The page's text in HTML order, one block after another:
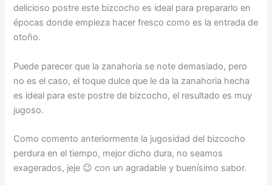
delicioso postre este bizcocho es ideal para prepararlo en
épocas donde empieza hacer fresco como es la entrada de
otoño.
Puede parecer que la zanahoria se note demasiado, pero
no es el caso, el toque dulce que le da la zanahoria hecha
es ideal para este postre de bizcocho, el resultado es muy
jugoso.
Como comento anteriormente la jugosidad del bizcocho
perdura en el tiempo, mejor dicho dura, no seamos
exagerados, jeje 😉 con un agradable y buenísimo sabor.